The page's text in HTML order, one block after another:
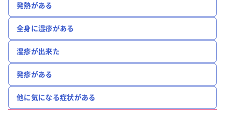
発熱がある
全身に湿疹がある
湿疹が出来た
発疹がある
他に気になる症状がある